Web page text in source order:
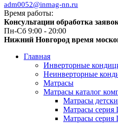
adm0052@inmag-nn.ru
Время работы:
Консультации обработка
Пн-Сб 9:00 - 20:00
Нижний Новгород время
Главная
Инверторные
Неинверторные
Матрасы
Матрасы каталог
Матрасы
Матрасы серия
Матрасы серия